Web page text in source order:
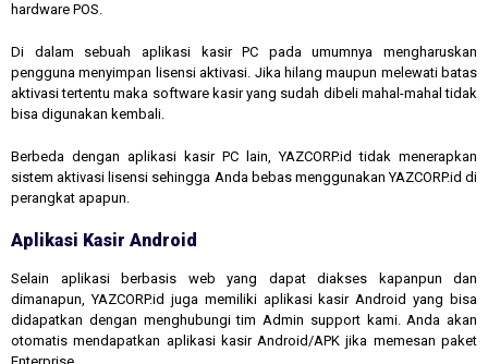
hardware POS.
Di dalam sebuah aplikasi kasir PC pada umumnya mengharuskan
pengguna menyimpan lisensi aktivasi. Jika hilang maupun melewati batas
aktivasi tertentu maka software kasir yang sudah dibeli mahal-mahal tidak
bisa digunakan kembali.
Berbeda dengan aplikasi kasir PC lain, YAZCORP.id tidak menerapkan
sistem aktivasi lisensi sehingga Anda bebas menggunakan YAZCORP.id di
perangkat apapun.
Aplikasi Kasir Android
Selain aplikasi berbasis web yang dapat diakses kapanpun dan
dimanapun, YAZCORP.id juga memiliki aplikasi kasir Android yang bisa
didapatkan dengan menghubungi tim Admin support kami. Anda akan
otomatis mendapatkan aplikasi kasir Android/APK jika memesan paket